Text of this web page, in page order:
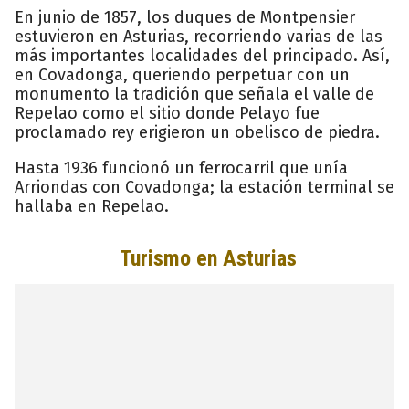
En junio de 1857, los duques de Montpensier
estuvieron en Asturias, recorriendo varias de las
más importantes localidades del principado. Así,
en Covadonga, queriendo perpetuar con un
monumento la tradición que señala el valle de
Repelao como el sitio donde Pelayo fue
proclamado rey erigieron un obelisco de piedra.
Hasta 1936 funcionó un ferrocarril que unía
Arriondas con Covadonga; la estación terminal se
hallaba en Repelao.